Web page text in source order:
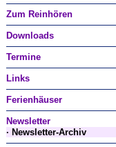
Zum Reinhören
Downloads
Termine
Links
Ferienhäuser
Newsletter
· Newsletter-Archiv